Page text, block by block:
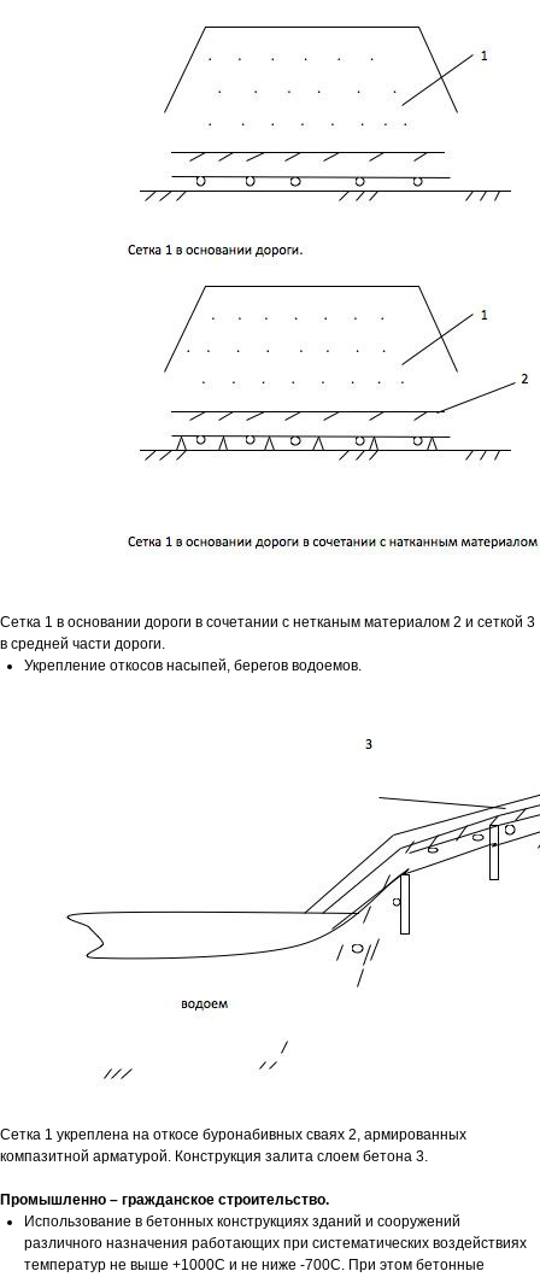
Сетка 1 в основании дороги в сочетании с нетканым материалом 2 и сеткой 3
в средней части дороги.
Укрепление откосов насыпей, берегов водоемов.
Сетка 1 укреплена на откосе буронабивных сваях 2, армированных
компазитной арматурой. Конструкция залита слоем бетона 3.
Промышленно – гражданское строительство.
Использование в бетонных конструкциях зданий и сооружений
различного назначения работающих при систематических воздействиях
температур не выше +1000С и не ниже -700С. При этом бетонные